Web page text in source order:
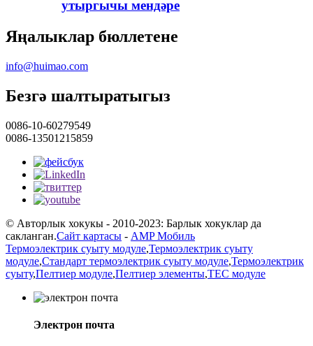
утыргычы мендәре
Яңалыклар бюллетене
info@huimao.com
Безгә шалтыратыгыз
0086-10-60279549
0086-13501215859
© Авторлык хокукы - 2010-2023: Барлык хокуклар да
сакланган.Сайт картасы - AMP Мобиль
Термоэлектрик суыту модуле,Термоэлектрик суыту
модуле,Стандарт термоэлектрик суыту модуле,Термоэлектрик
суыту,Пелтиер модуле,Пелтиер элементы,TEC модуле
Электрон почта